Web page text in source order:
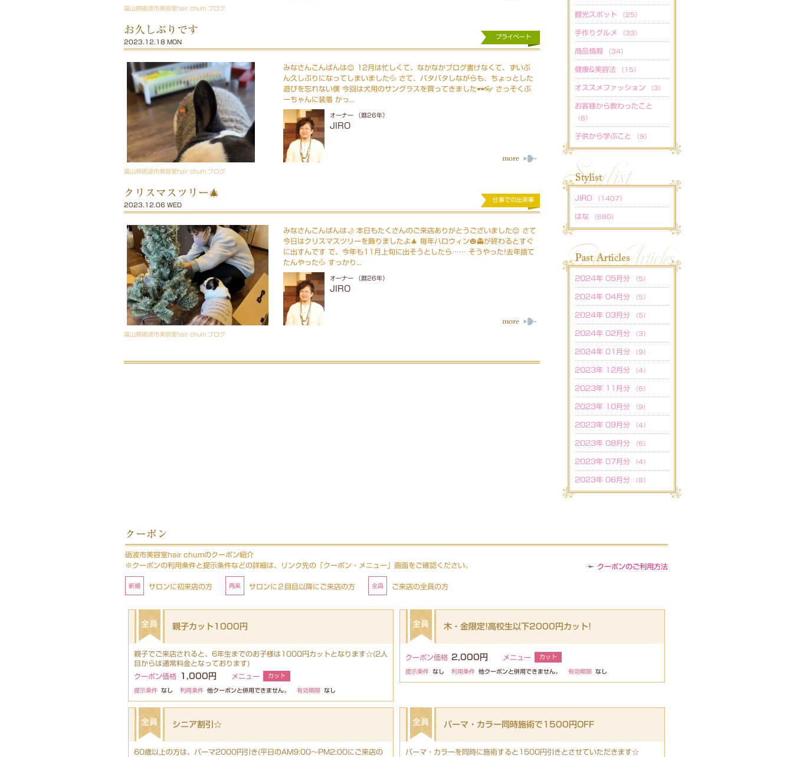
富山県砺波市美容室hair chum ブログ
お久しぶりです
2023.12.18 MON
プライベート
みなさんこんばんは😊 12月は忙しくて、なかなかブログ書けなくて、ずいぶ
ん久しぶりになってしまいました💦 さて、バタバタしながらも、ちょっとした
遊びを忘れない僕 今回は犬用のサングラスを買ってきました🕶️👓 さっそくぶ
ーちゃんに装着 かっ...
オーナー （暦26年）
JIRO
富山県砺波市美容室hair chum ブログ
クリスマスツリー🎄
2023.12.06 WED
仕事での出来事
みなさんこんばんは🌙 本日もたくさんのご来店ありがとうございました😊 さて
今日はクリスマスツリーを飾りましたよ🎄 毎年ハロウィン🎃👻が終わるとすぐ
に出すんです で、今年も11月上旬に出そうとしたら…… そうやった!去年捨て
たんやった💦 すっかり...
オーナー （暦26年）
JIRO
富山県砺波市美容室hair chum ブログ
観光スポット （25）
手作りグルメ （33）
商品情報 （34）
健康&美容法 （15）
オススメファッション （3）
お客様から教わったこと
（6）
子供から学ぶこと （9）
JIRO （1407）
はな （680）
2024年 05月分 （5）
2024年 04月分 （5）
2024年 03月分 （5）
2024年 02月分 （3）
2024年 01月分 （9）
2023年 12月分 （4）
2023年 11月分 （6）
2023年 10月分 （9）
2023年 09月分 （4）
2023年 08月分 （6）
2023年 07月分 （4）
2023年 06月分 （8）
クーポン
砺波市美容室hair chumのクーポン紹介
※クーポンの利用条件と提示条件などの詳細は、リンク先の「クーポン・メニュー」画面をご確認ください。
クーポンのご利用方法
サロンに初来店の方 サロンに２回目以降にご来店の方 ご来店の全員の方
親子カット1000円
親子でご来店されると、6年生までのお子様は1000円カットとなります☆(2人
目からは通常料金となっております)
クーポン価格
1,000円 メニュー カット
提示条件 なし 利用条件 他クーポンと併用できません。 有効期限 なし
木・金限定!高校生以下2000円カット!
クーポン価格 2,000円 メニュー カット
提示条件 なし 利用条件 他クーポンと併用できません。 有効期限 なし
シニア割引☆
60歳以上の方は、パーマ2000円引き(平日のAM9:00～PM2:00にご来店の
パーマ・カラー同時施術で1500円OFF
パーマ・カラーを同時に施術すると1500円引きとさせていただきます☆